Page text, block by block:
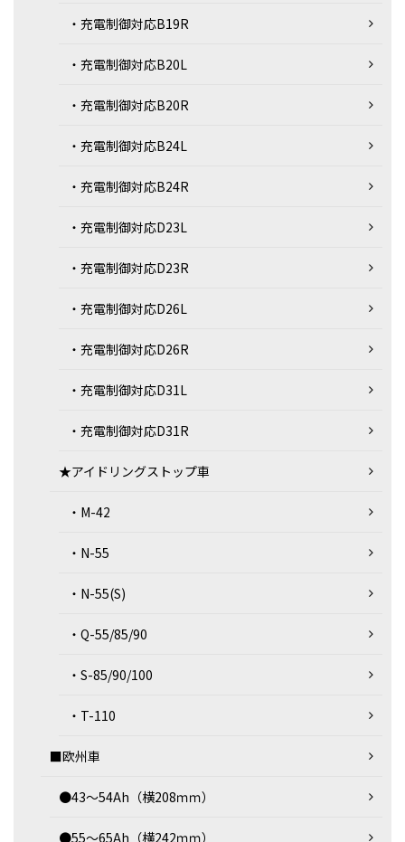
・充電制御対応B19R
・充電制御対応B20L
・充電制御対応B20R
・充電制御対応B24L
・充電制御対応B24R
・充電制御対応D23L
・充電制御対応D23R
・充電制御対応D26L
・充電制御対応D26R
・充電制御対応D31L
・充電制御対応D31R
★アイドリングストップ車
・M-42
・N-55
・N-55(S)
・Q-55/85/90
・S-85/90/100
・T-110
■欧州車
●43～54Ah（横208ｍｍ）
●55～65Ah（横242ｍｍ）